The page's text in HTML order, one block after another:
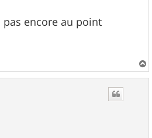
pas encore au point
a